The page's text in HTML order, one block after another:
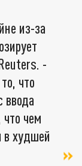
из-за
-
что
ввода
чем
худшей